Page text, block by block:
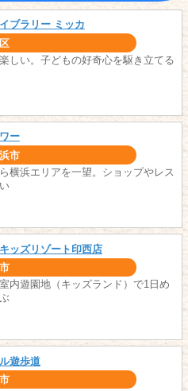
ブラリー ミッカ
しい。子どもの好奇心を駆き立てる
ー
市
横浜エリアを一望。ショップやレス
ッズリゾート印西店
内遊園地（キッズランド）で1日め
遊歩道